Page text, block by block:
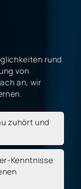
rund
von
an, wir
zuhört und
Kenntnisse